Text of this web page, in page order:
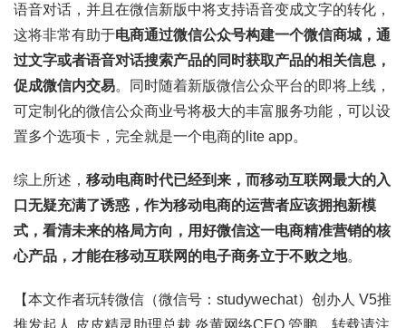
语音对话，并且在微信新版中将支持语音变成文字的转化，
这将非常有助于电商通过微信公众号构建一个微信商城，通
过文字或者语音对话搜索产品的同时获取产品的相关信息，
促成微信内交易。同时随着新版微信公众平台的即将上线，
可定制化的微信公众商业号将极大的丰富服务功能，可以设
置多个选项卡，完全就是一个电商的lite app。
综上所述， 移动电商时代已经到来，而移动互联网最大的入
口无疑充满了诱惑，作为移动电商的运营者应该拥抱新模
式，看清未来的格局方向，用好微信这一电商精准营销的核
心产品，才能在移动互联网的电子商务立于不败之地。
【本文作者玩转微信（微信号：studywechat）创办人 V5推
推发起人 皮皮精灵助理总裁 炎黄网络CEO 管鹏，转载请注